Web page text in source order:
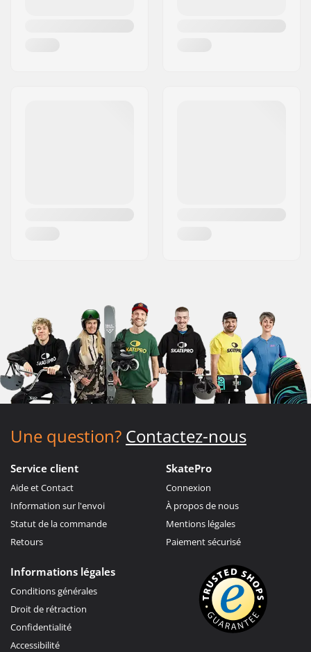
Une question? Contactez-nous
Service client
Aide et Contact
Information sur l'envoi
Statut de la commande
Retours
SkatePro
Connexion
À propos de nous
Mentions légales
Paiement sécurisé
Informations légales
Conditions générales
Droit de rétraction
Confidentialité
Accessibilité